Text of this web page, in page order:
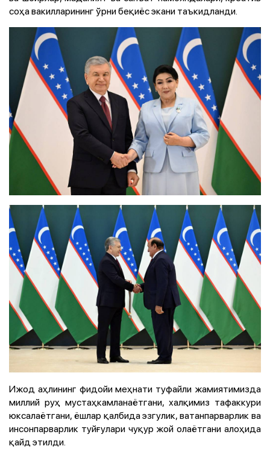
соҳа вакилларининг ўрни беқиёс экани таъкидланди.
Ижод аҳлининг фидойи меҳнати туфайли жамиятимизда
миллий руҳ мустаҳкамланаётгани, халқимиз тафаккури
юксалаётгани, ёшлар қалбида эзгулик, ватанпарварлик ва
инсонпарварлик туйғулари чуқур жой олаётгани алоҳида
қайд этилди.